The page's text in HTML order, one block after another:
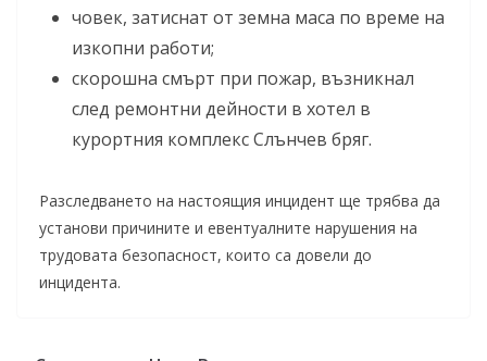
човек, затиснат от земна маса по време на
изкопни работи;
скорошна смърт при пожар, възникнал
след ремонтни дейности в хотел в
курортния комплекс Слънчев бряг.
Разследването на настоящия инцидент ще трябва да
установи причините и евентуалните нарушения на
трудовата безопасност, които са довели до
инцидента.